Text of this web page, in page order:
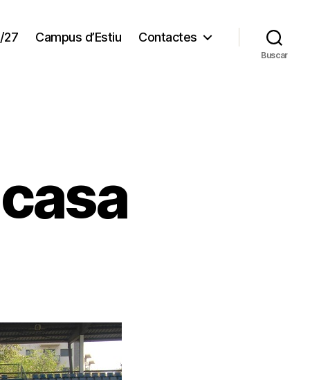
27 Campus d’Estiu Contactes
Buscar